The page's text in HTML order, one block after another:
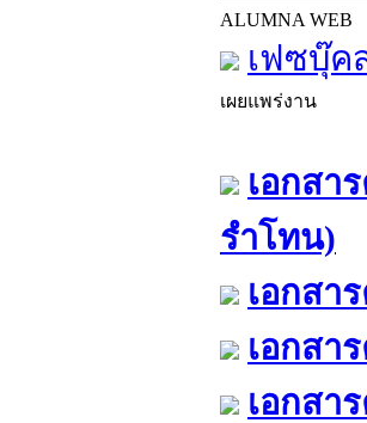
ALUMNA WEB
เฟซบุ๊ค
เผยแพร่งาน
เอกสา
รำโทน)
เอกสา
เอกสา
เอกสา